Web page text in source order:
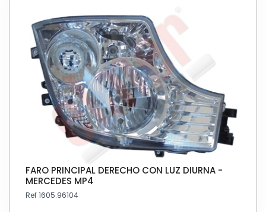
FARO PRINCIPAL DERECHO CON LUZ DIURNA -
MERCEDES MP4
Ref 1605.96104